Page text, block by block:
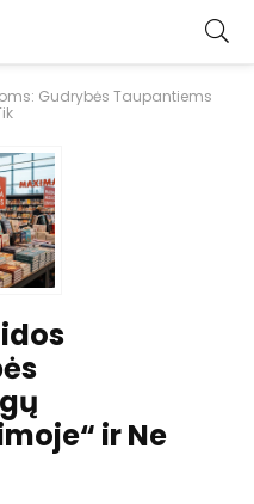
Gudrybės Taupantiems
ir Ne